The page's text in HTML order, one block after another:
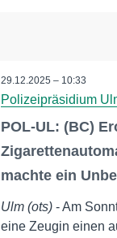
29.12.2025 – 10:33
Polizeipräsidium
POL-UL: (BC)
machte ein
Ulm (ots) - Am
eine Zeugin einen